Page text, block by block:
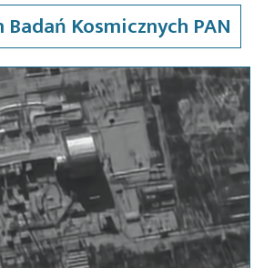
Kosmicznych PAN